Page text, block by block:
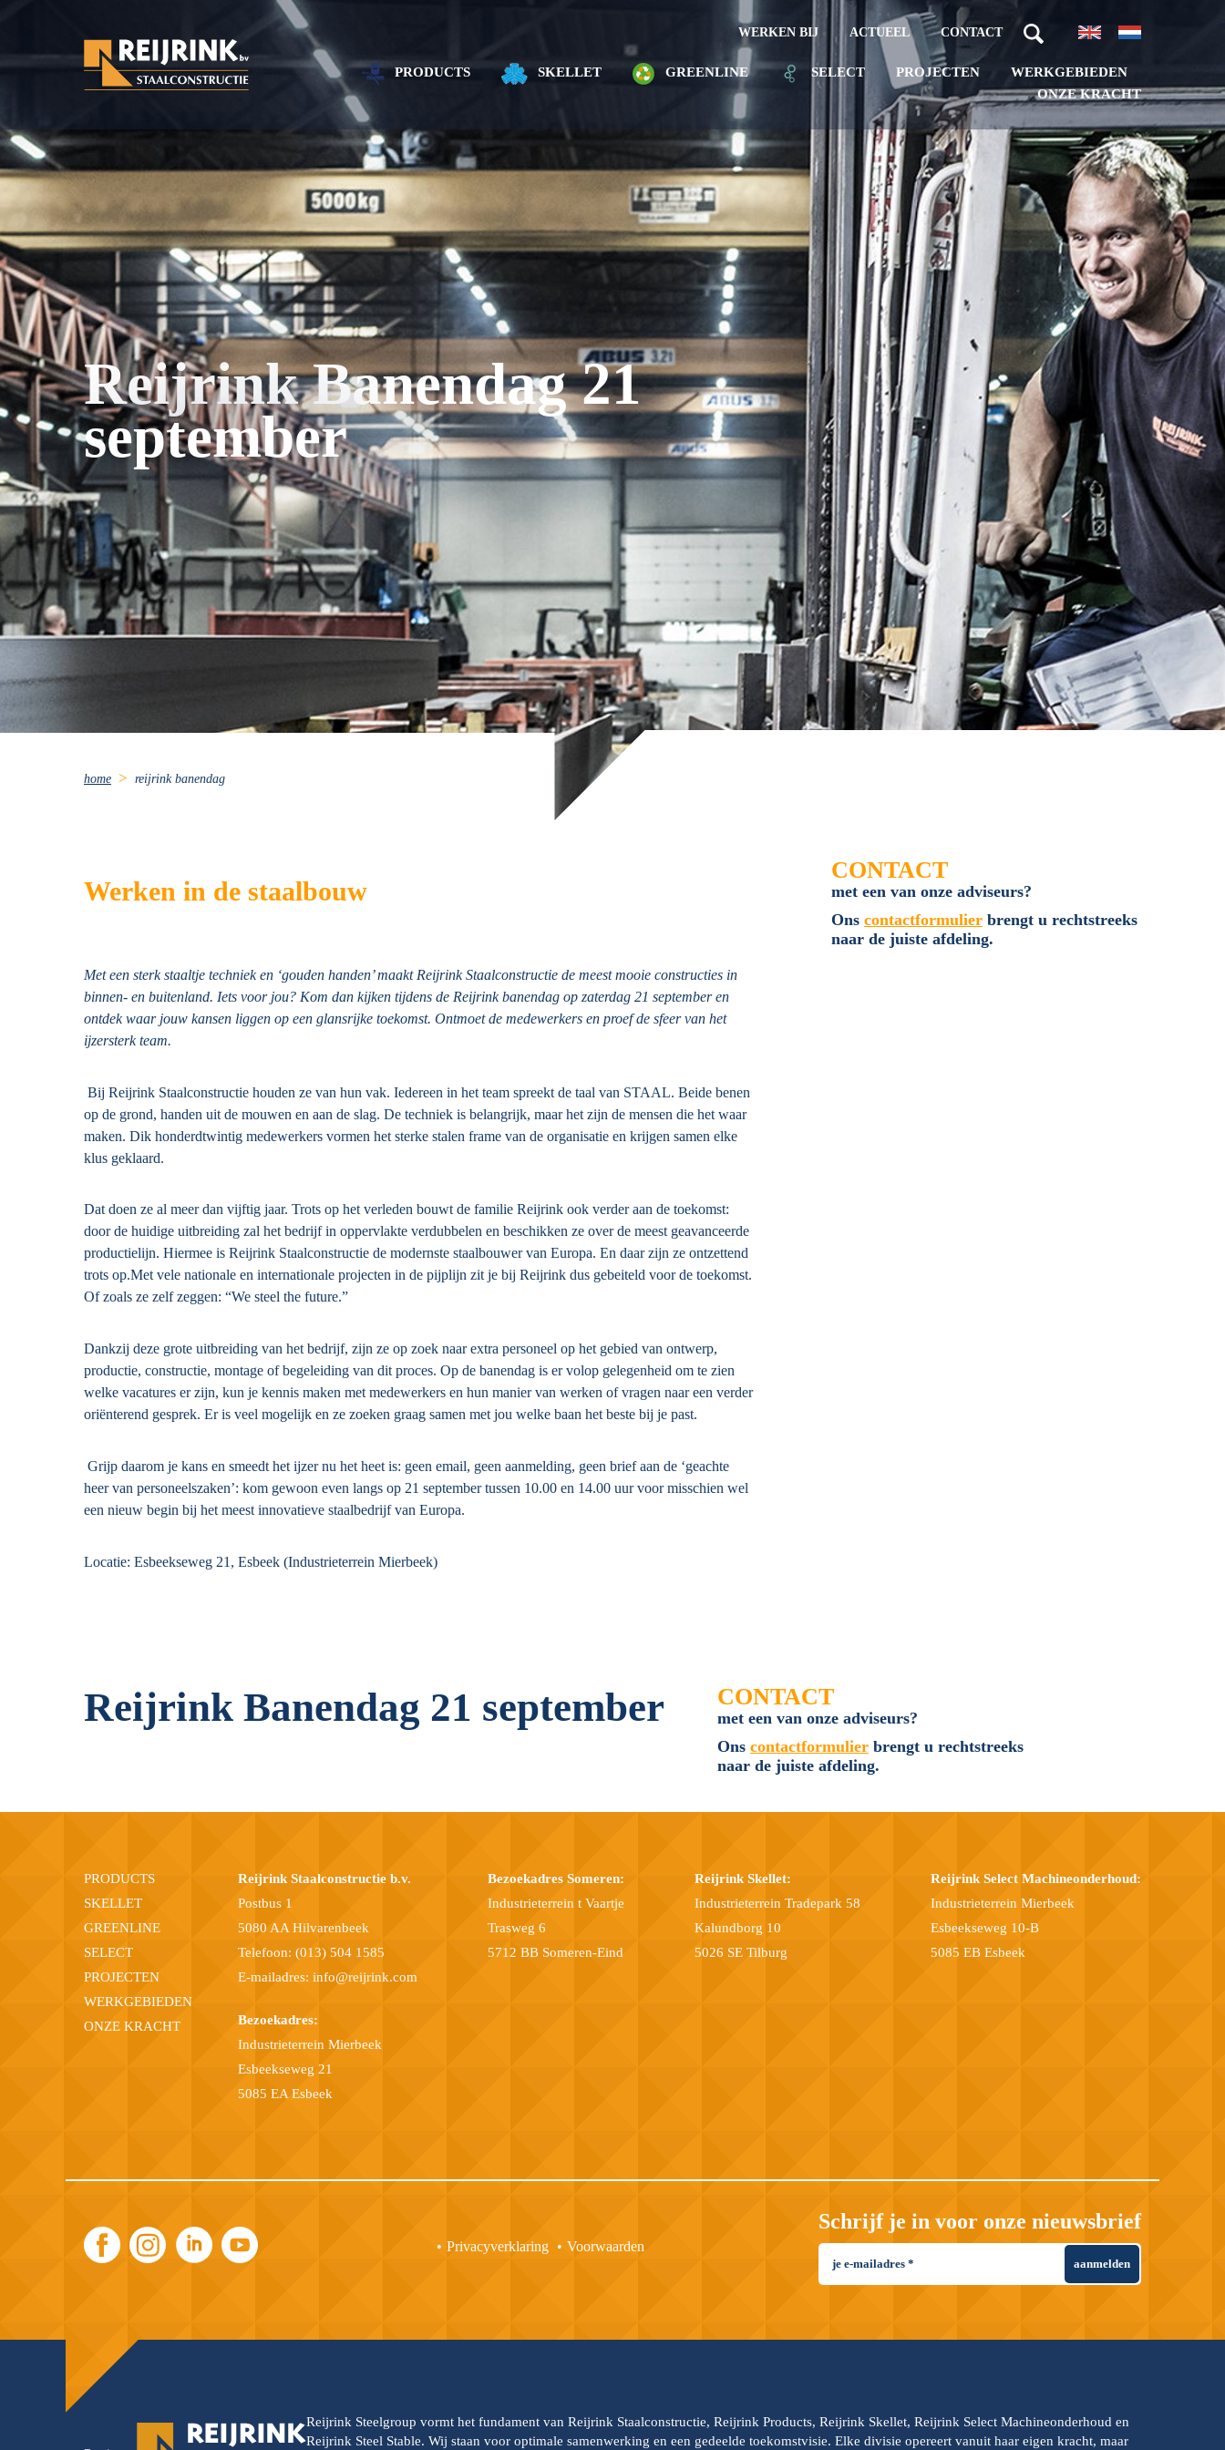
WERKEN BIJ ACTUEEL CONTACT
PRODUCTS SKELLET GREENLINE SELECT PROJECTEN
WERKGEBIEDEN
ONZE KRACHT
Reijrink Banendag 21
september
home reijrink banendag
Werken in de staalbouw
Met een sterk staaltje techniek en ‘gouden handen’ maakt Reijrink Staalconstructie de meest mooie constructies in
binnen- en buitenland. Iets voor jou? Kom dan kijken tijdens de Reijrink banendag op zaterdag 21 september en
ontdek waar jouw kansen liggen op een glansrijke toekomst. Ontmoet de medewerkers en proef de sfeer van het
ijzersterk team.
Bij Reijrink Staalconstructie houden ze van hun vak. Iedereen in het team spreekt de taal van STAAL. Beide benen
op de grond, handen uit de mouwen en aan de slag. De techniek is belangrijk, maar het zijn de mensen die het waar
maken. Dik honderdtwintig medewerkers vormen het sterke stalen frame van de organisatie en krijgen samen elke
klus geklaard.
Dat doen ze al meer dan vijftig jaar. Trots op het verleden bouwt de familie Reijrink ook verder aan de toekomst:
door de huidige uitbreiding zal het bedrijf in oppervlakte verdubbelen en beschikken ze over de meest geavanceerde
productielijn. Hiermee is Reijrink Staalconstructie de modernste staalbouwer van Europa. En daar zijn ze ontzettend
trots op.Met vele nationale en internationale projecten in de pijplijn zit je bij Reijrink dus gebeiteld voor de toekomst.
Of zoals ze zelf zeggen: “We steel the future.”
Dankzij deze grote uitbreiding van het bedrijf, zijn ze op zoek naar extra personeel op het gebied van ontwerp,
productie, constructie, montage of begeleiding van dit proces. Op de banendag is er volop gelegenheid om te zien
welke vacatures er zijn, kun je kennis maken met medewerkers en hun manier van werken of vragen naar een verder
oriënterend gesprek. Er is veel mogelijk en ze zoeken graag samen met jou welke baan het beste bij je past.
Grijp daarom je kans en smeedt het ijzer nu het heet is: geen email, geen aanmelding, geen brief aan de ‘geachte
heer van personeelszaken’: kom gewoon even langs op 21 september tussen 10.00 en 14.00 uur voor misschien wel
een nieuw begin bij het meest innovatieve staalbedrijf van Europa.
Locatie: Esbeekseweg 21, Esbeek (Industrieterrein Mierbeek)
CONTACT
met een van onze adviseurs?
Ons contactformulier brengt u rechtstreeks
naar de juiste afdeling.
Reijrink Banendag 21 september CONTACT
met een van onze adviseurs?
Ons contactformulier brengt u rechtstreeks
naar de juiste afdeling.
PRODUCTS
SKELLET
GREENLINE
SELECT
PROJECTEN
WERKGEBIEDEN
ONZE KRACHT
Reijrink Staalconstructie b.v.
Postbus 1
5080 AA Hilvarenbeek
Telefoon: (013) 504 1585
E-mailadres: info@reijrink.com
Bezoekadres:
Industrieterrein Mierbeek
Esbeekseweg 21
5085 EA Esbeek
Bezoekadres Someren:
Industrieterrein t Vaartje
Trasweg 6
5712 BB Someren-Eind
Reijrink Skellet:
Industrieterrein Tradepark 58
Kalundborg 10
5026 SE Tilburg
Reijrink Select Machineonderhoud:
Industrieterrein Mierbeek
Esbeekseweg 10-B
5085 EB Esbeek
Privacyverklaring Voorwaarden
Schrijf je in voor onze nieuwsbrief
aanmelden
Reijrink Steelgroup vormt het fundament van Reijrink Staalconstructie, Reijrink Products, Reijrink Skellet, Reijrink Select Machineonderhoud en
Reijrink Steel Stable. Wij staan voor optimale samenwerking en een gedeelde toekomstvisie. Elke divisie opereert vanuit haar eigen kracht, maar